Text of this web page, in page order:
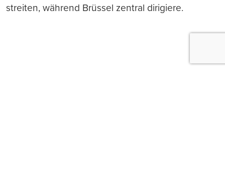
streiten, während Brüssel zentral dirigiere.